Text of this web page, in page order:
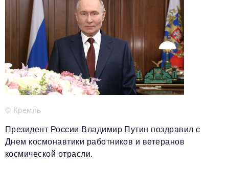
Телефон редакции:+7 495 727-01-67
Электронные почты редакции:
Информационный отдел
info@business-magazine.online
Отдел рекламы
reklama@business-magazine.online
Отдел распространения/редакционная подписка
Отдел по работе с партнерами
partner@business-magazine.online
© Кремль
Президент России Владимир Путин поздравил с
Днем космонавтики работников и ветеранов
космической отрасли.